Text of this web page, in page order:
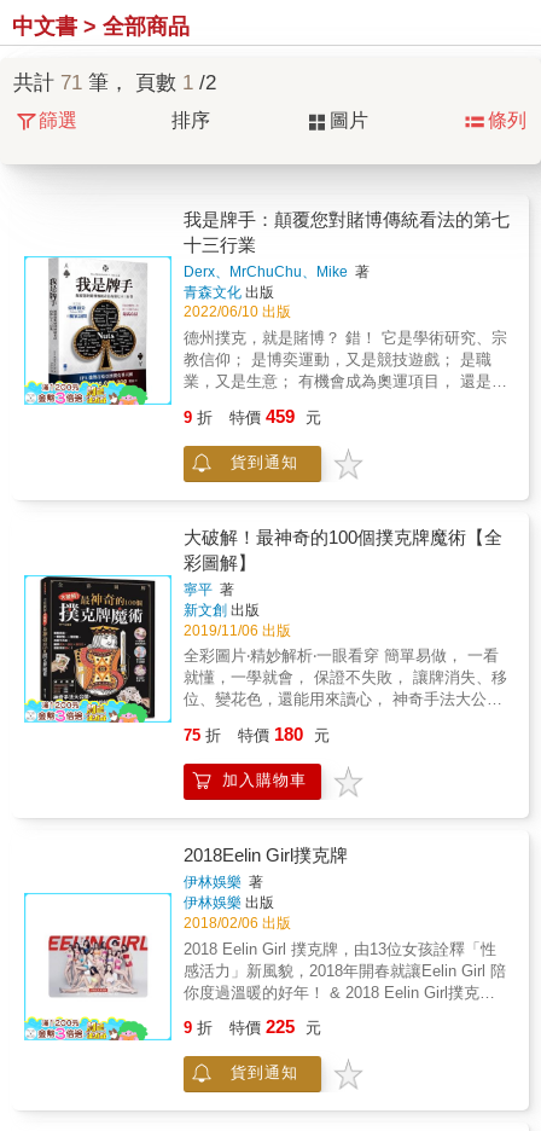
中文書 > 全部商品
共計 71 筆， 頁數 1 /2
篩選 排序 圖片 條列
我是牌手：顛覆您對賭博傳統看法的第七
十三行業
Derx、MrChuChu、Mike 著
青森文化 出版
2022/06/10 出版
德州撲克，就是賭博？ 錯！ 它是學術研究、宗
教信仰； 是博奕運動，又是競技遊戲； 是職
業，又是生意； 有機會成為奧運項目， 還是好
牌手的獨家訪問、 可能改變你一生的十三個
Poker最高心法、 直擊戰勝自己高峰之戰、 解
構職業牌手致富之路。 由 International Poker
力士世界紀錄保持者、 香港撲克界運動員、 香
港撲克哲學家、 台灣撲克革命先鋒、 世界華人
撲克最高點擊KOL&hellip;&hellip; 告訴你「賭
神」、「教主」原來真有其人！ 本書由11位香
港牌手及2位台灣牌手的經歷結合而成，當中部
份受訪者走遍世界各地，大江南北。希望讀者
能夠透過每個故事了解到德州撲克這個運動和
運動背後的精神，以及作為牌手背後的辛酸、
經歷和成功過程。當中也有部份教學和成功的
思維和心得，所以本書會盡量讓受訪者的說話
談中用不同角度思維切入牌手眼中的Poker世
界。 在過去多年，青年人都抱著熱誠投入
Poker世界之中，在成長的過程中走了很多冤枉
因此而成立，希望將世界已有的Poker知識回歸
世界。 無論你想成為牌手還是你已經是一個牌
手，本書都能夠為你帶來不同的視野， 去探究
Poker的奧秘。 十三名撲克精英名言── ● Derx
青龍忠：「用生命影響生命。」 ● MrChuChu
GPL香港寶船隊隊長：「只有堅持到最後的人
才會看見奇蹟。」 ● Anson Tsang 全港第一條
性。」 ● BJ GTO權威：「我不是天才，只是
勤力。」 ● Danny 香港The Hendonmob排行榜
第一：「Dare to dream！」 ● Elton 香港德州
9 折 特價 459 元
貨到通知
大破解！最神奇的100個撲克牌魔術【全
彩圖解】
寧平 著
新文創 出版
2019/11/06 出版
全彩圖片‧精妙解析‧一眼看穿 簡單易做， 一看
就懂，一學就會， 保證不失敗， 讓牌消失、移
位、變花色，還能用來讀心， 神奇手法大公
撲克牌魔術 空手變牌、斷牌復原或讓排位移、
消失、變花色，或是拿來讀心、做各種特異功
能般的表演，包含各種趣味性、神祕感的撲克
你一眼看穿其中奧妙，並在勤加練習後，快速
上手。 ★變化萬千，效果十足 從洗牌、展牌、
切牌到過場表演、帶動氣氛的談話，從基礎到
花式，循序漸進地指導，即使初學者也能一次
就學會，輕易演出精彩的魔術。 讓觀眾猜不
透、想不出， 又忍不住一直看你變下去
&hellip;&hellip; 運用最常見的休閒物品──撲克
牌， 表演出100種奇幻魔術， 手法簡單，精彩
新奇，效果滿分， 初學者也能立刻上手， 成為
許多金錢和時間，只需要一副撲克牌、一雙靈
巧的手，就能成為你「隨身攜帶的快樂」。 本
書針對從未接觸過魔術的人或初學者，精選100
75 折 特價 180 元
加入購物車
2018Eelin Girl撲克牌
伊林娛樂 著
伊林娛樂 出版
2018/02/06 出版
2018 Eelin Girl 撲克牌，由13位女孩詮釋「性
感活力」新風貌，2018年開春就讓Eelin Girl 陪
你度過溫暖的好年！ & 2018 Eelin Girl撲克牌&
蔡祥 4 林佳葦 5 徐逸婷 6 Nicole 7 李娜 8 盧家
安 9 蔡筠絜 10 蔡宜家 J 裴頡 Q 鄧絜文 K 紀艾
希 【紙牌尺寸】5.7 x 8.7 cm 4個花色，每種花
9 折 特價 225 元
貨到通知